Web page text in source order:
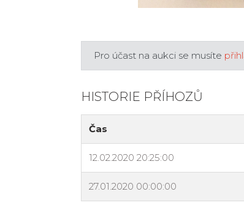
Pro účast na aukci se musíte
HISTORIE PŘÍHOZŮ